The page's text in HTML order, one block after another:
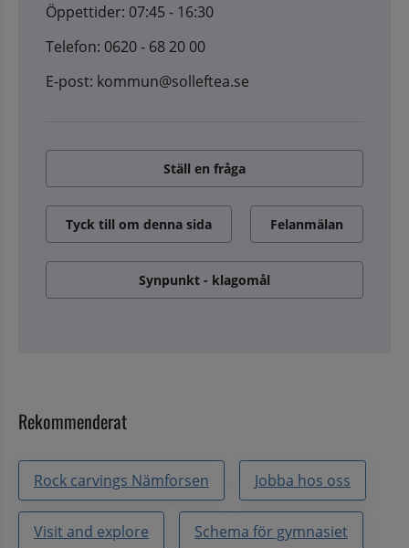
Öppettider: 07:45 - 16:30
Telefon: 0620 - 68 20 00
E-post: kommun@solleftea.se
Ställ en fråga
Tyck till om denna sida Felanmälan
Synpunkt - klagomål
Rekommenderat
Rock carvings Nämforsen Jobba hos oss
Visit and explore Schema för gymnasiet